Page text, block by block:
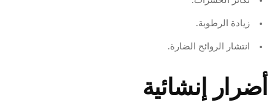
زيادة الرطوبة.
انتشار الروائح الضارة.
أضرار إنشائية